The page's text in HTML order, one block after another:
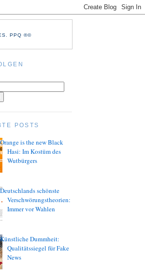
PPQ ®©
POSTS
Orange is the new Black
Hasi: Im Kostüm des
Wutbürgers
Deutschlands schönste
Verschwörungstheorien:
Immer vor Wahlen
Künstliche Dummheit:
Qualitätssiegel für Fake
News